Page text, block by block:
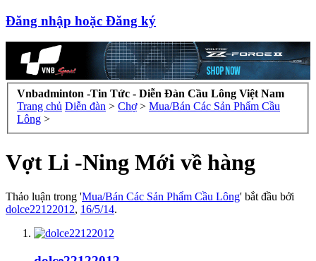
Đăng nhập hoặc Đăng ký
Vnbadminton -Tin Tức - Diễn Đàn Cầu Lông Việt Nam
Trang chủ Diễn đàn > Chợ > Mua/Bán Các Sản Phẩm Cầu
Lông >
Vợt Li -Ning Mới về hàng
Thảo luận trong 'Mua/Bán Các Sản Phẩm Cầu Lông' bắt đầu bởi
dolce22122012, 16/5/14.